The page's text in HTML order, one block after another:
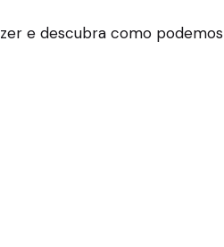
e descubra como podemos